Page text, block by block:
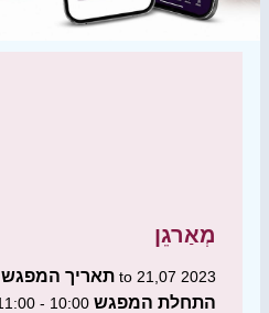
מְאַרגֵן
תאריך המפגש 21,07 2023 to 21,07 2023
התחלת המפגש 10:00 - 11:00